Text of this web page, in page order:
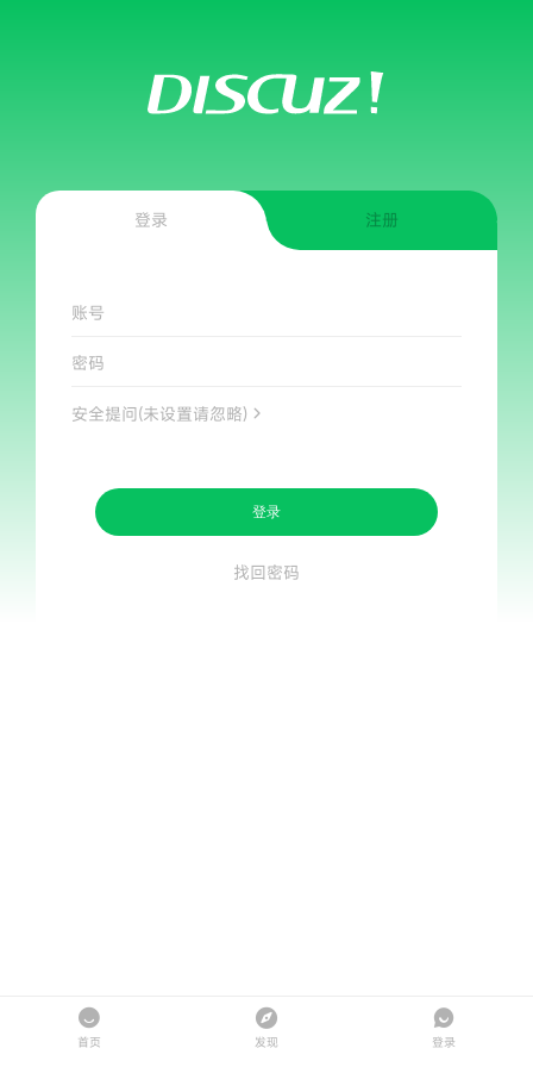
登录 注册
账号
密码
安全提问(未设置请忽略)
登录
找回密码
首页 发现 登录